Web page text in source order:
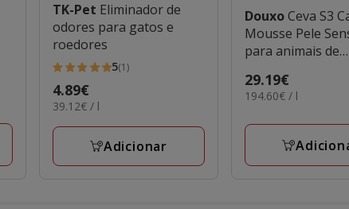
TK-Pet Eliminador de
odores para gatos e
roedores
5
estrelas
com
1
avaliações
5(1)
Preço
4.89€
4.89€
39.12€
L
39.12€ / l
Adicionar
DouxoCeva S3 Calm
Mousse Pele
para animais de
Preço
29.19€
29.19€
194.60€
L
194.60€ / l